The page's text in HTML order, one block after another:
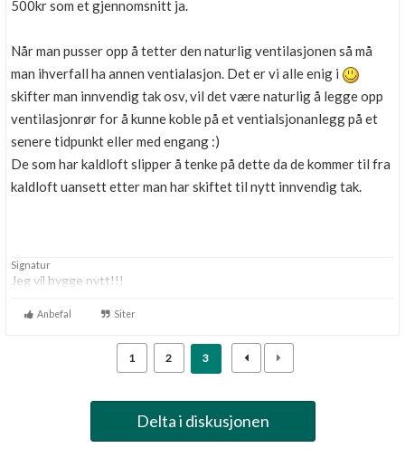
500kr som et gjennomsnitt ja.
Når man pusser opp å tetter den naturlig ventilasjonen så må
man ihverfall ha annen ventialasjon. Det er vi alle enig i
skifter man innvendig tak osv, vil det være naturlig å legge opp
ventilasjonrør for å kunne koble på et ventialsjonanlegg på et
senere tidpunkt eller med engang :)
De som har kaldloft slipper å tenke på dette da de kommer til fra
kaldloft uansett etter man har skiftet til nytt innvendig tak.
Signatur
Jeg vil bygge nytt!!!
Anbefal Siter
1 2 3
Delta i diskusjonen